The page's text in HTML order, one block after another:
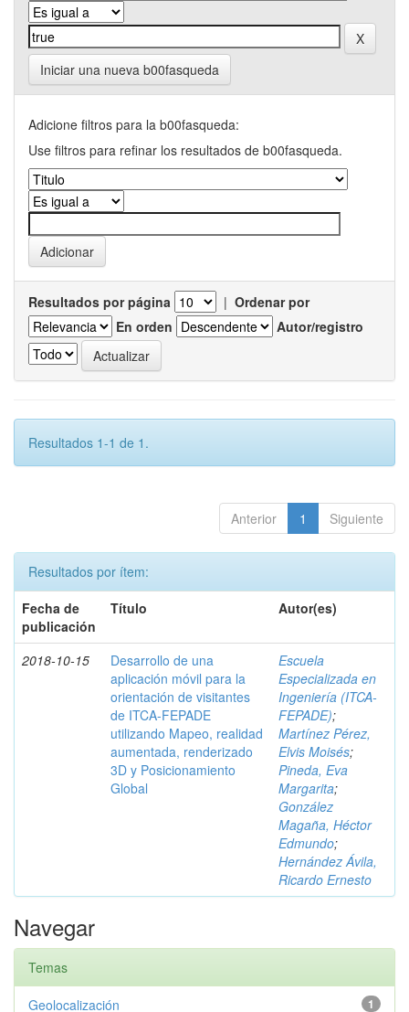
Iniciar una nueva b00fasqueda
Adicione filtros para la b00fasqueda:
Use filtros para refinar los resultados de b00fasqueda.
Resultados por página | Ordenar por
En orden
Autor/registro
Resultados 1-1 de 1.
Anterior 1 Siguiente
Resultados por ítem:
Fecha de
publicación
Título Autor(es)
2018-10-15
Desarrollo de una
aplicación móvil para la
orientación de visitantes
de ITCA-FEPADE
utilizando Mapeo, realidad
aumentada, renderizado
3D y Posicionamiento
Global
Escuela
Especializada en
Ingeniería (ITCA-
FEPADE);
Martínez Pérez,
Elvis Moisés;
Pineda, Eva
Margarita;
González
Magaña, Héctor
Edmundo;
Hernández Ávila,
Ricardo Ernesto
Navegar
Temas
1
Geolocalización